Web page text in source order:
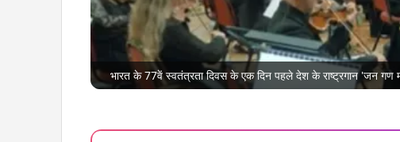
भारत के 77वें स्वतंत्रता दिवस के एक दिन पहले देश के राष्ट्रगान 'जन गण